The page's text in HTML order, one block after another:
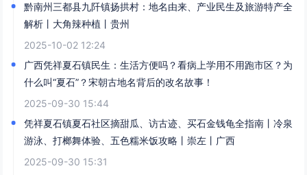
黔南州三都县九阡镇扬拱村：地名由来、产业民生及旅游特产全
解析丨大角辣种植丨贵州
2025-10-02 12:24
广西凭祥夏石镇民生：生活方便吗？看病上学用不用跑市区？为
什么叫“夏石”？宋朝古地名背后的改名故事！​
2025-09-30 15:44
凭祥夏石镇夏石社区摘甜瓜、访古迹、买石金钱龟全指南丨冷泉
游泳、打榔舞体验、五色糯米饭攻略丨崇左丨广西
2025-09-30 15:31